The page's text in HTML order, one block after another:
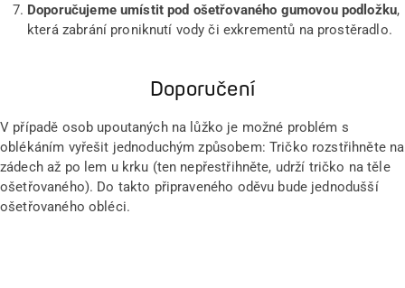
Doporučujeme umístit pod ošetřovaného gumovou podložku,
která zabrání proniknutí vody či exkrementů na prostěradlo.
Doporučení
V případě osob upoutaných na lůžko je možné problém s
oblékáním vyřešit jednoduchým způsobem: Tričko rozstřihněte na
zádech až po lem u krku (ten nepřestřihněte, udrží tričko na těle
ošetřovaného). Do takto připraveného oděvu bude jednodušší
ošetřovaného obléci.